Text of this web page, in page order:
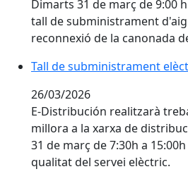
Dimarts 31 de març de 9:00
tall de subministrament
reconnexió de la canonada
Tall de subministrament
26/03/2026
E-Distribución realitzarà
millora a la xarxa de
31 de març de 7:30h a
qualitat del servei elèctric.